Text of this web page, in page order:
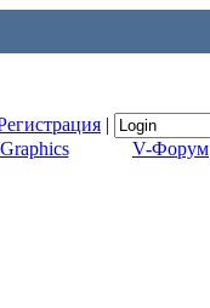
|
V-Форум